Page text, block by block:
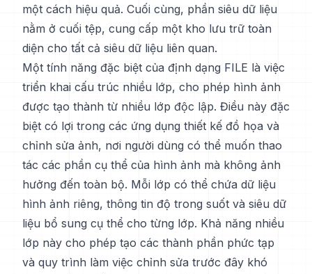
một cách hiệu quả. Cuối cùng, phần siêu dữ liệu
nằm ở cuối tệp, cung cấp một kho lưu trữ toàn
diện cho tất cả siêu dữ liệu liên quan.
Một tính năng đặc biệt của định dạng FILE là việc
triển khai cấu trúc nhiều lớp, cho phép hình ảnh
được tạo thành từ nhiều lớp độc lập. Điều này đặc
biệt có lợi trong các ứng dụng thiết kế đồ họa và
chỉnh sửa ảnh, nơi người dùng có thể muốn thao
tác các phần cụ thể của hình ảnh mà không ảnh
hưởng đến toàn bộ. Mỗi lớp có thể chứa dữ liệu
hình ảnh riêng, thông tin độ trong suốt và siêu dữ
liệu bổ sung cụ thể cho từng lớp. Khả năng nhiều
lớp này cho phép tạo các thành phần phức tạp
và quy trình làm việc chỉnh sửa trước đây khó